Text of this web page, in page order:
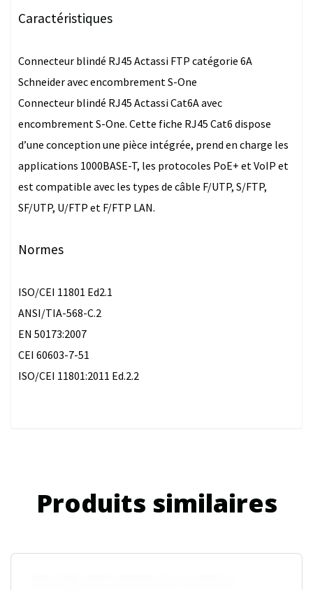
Caractéristiques
Connecteur blindé RJ45 Actassi FTP catégorie 6A
Schneider avec encombrement S-One
Connecteur blindé RJ45 Actassi Cat6A avec
encombrement S-One. Cette fiche RJ45 Cat6 dispose
d’une conception une pièce intégrée, prend en charge les
applications 1000BASE-T, les protocoles PoE+ et VoIP et
est compatible avec les types de câble F/UTP, S/FTP,
SF/UTP, U/FTP et F/FTP LAN.
Normes
ISO/CEI 11801 Ed2.1
ANSI/TIA-568-C.2
EN 50173:2007
CEI 60603-7-51
ISO/CEI 11801:2011 Ed.2.2
Produits similaires